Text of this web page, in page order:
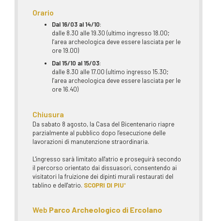
Orario
Dal 16/03 al 14/10:
dalle 8.30 alle 19.30 (ultimo ingresso 18.00;
l’area archeologica deve essere lasciata per le
ore 19.00)
Dal 15/10 al 15/03:
dalle 8.30 alle 17.00 (ultimo ingresso 15.30;
l’area archeologica deve essere lasciata per le
ore 16.40)
Chiusura
Da sabato 8 agosto, la Casa del Bicentenario riapre
parzialmente al pubblico dopo l’esecuzione delle
lavorazioni di manutenzione straordinaria.
L'ingresso sarà limitato all'atrio e proseguirà secondo
il percorso orientato dai dissuasori, consentendo ai
visitatori la fruizione dei dipinti murali restaurati del
tablino e dell'atrio. SCOPRI DI PIU'
Web Parco Archeologico di Ercolano